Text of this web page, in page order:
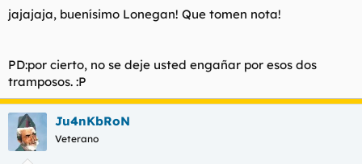
jajajaja, buenísimo Lonegan! Que tomen nota!
PD:por cierto, no se deje usted engañar por esos dos
tramposos. :P
Ju4nKbRoN
Veterano